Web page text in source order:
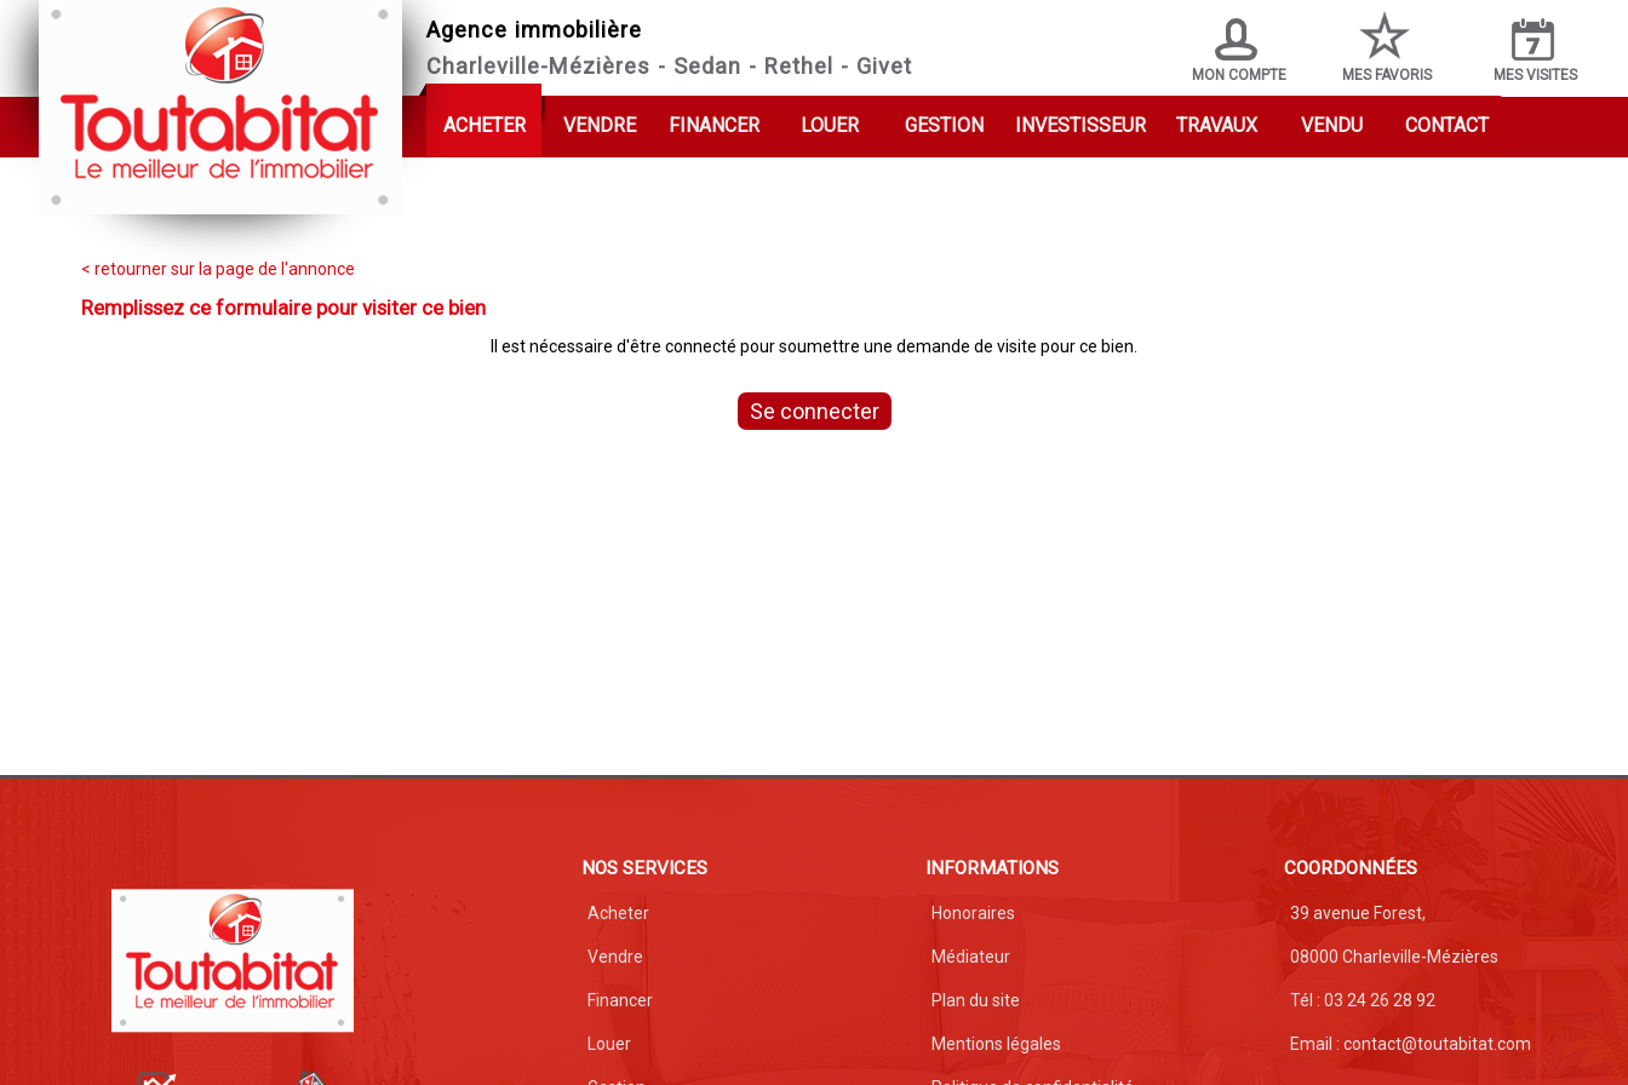
Agence immobilière
Charleville-Mézières - Sedan - Rethel - Givet
ACHETER VENDRE FINANCER LOUER GESTION INVESTISSEUR TRAVAUX VENDU CONTACT
MES VISITES
MES FAVORIS
MON COMPTE
< retourner sur la page de l'annonce
Remplissez ce formulaire pour visiter ce bien
Il est nécessaire d'être connecté pour soumettre une demande de visite pour ce bien.
Se connecter
NOS SERVICES
Acheter
Vendre
Financer
Louer
INFORMATIONS
Honoraires
Médiateur
Plan du site
Mentions légales
COORDONNÉES
39 avenue Forest,
08000 Charleville-Mézières
Tél : 03 24 26 28 92
Email : contact@toutabitat.com